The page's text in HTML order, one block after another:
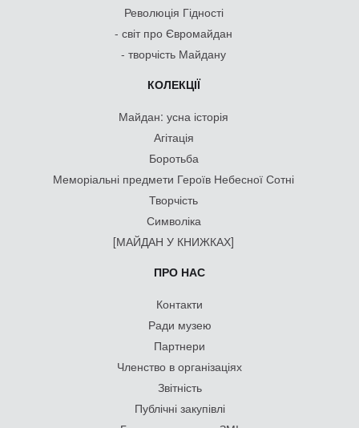
Революція Гідності
- світ про Євромайдан
- творчість Майдану
КОЛЕКЦІЇ
Майдан: усна історія
Агітація
Боротьба
Меморіальні предмети Героїв Небесної Сотні
Творчість
Символіка
[МАЙДАН У КНИЖКАХ]
ПРО НАС
Контакти
Ради музею
Партнери
Членство в організаціях
Звітність
Публічні закупівлі